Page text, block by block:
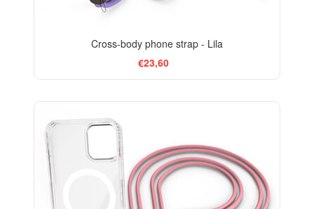
Cross-body phone strap - Lila
€23,60